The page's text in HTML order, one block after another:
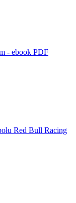
- ebook PDF
Red Bull Racing